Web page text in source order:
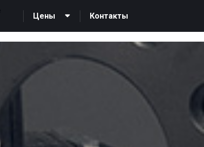
Цены Контакты